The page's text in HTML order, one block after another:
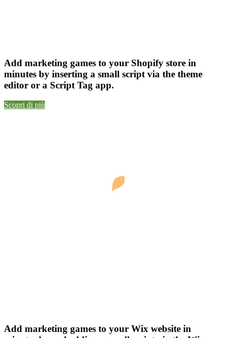
Add marketing games to your Shopify store in
minutes by inserting a small script via the theme
editor or a Script Tag app.
Scopri di più
Add marketing games to your Wix website in